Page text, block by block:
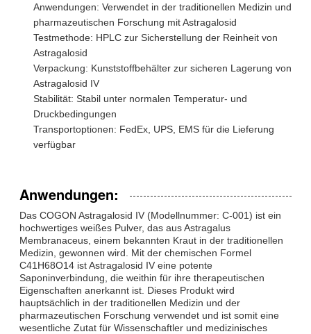
Anwendungen: Verwendet in der traditionellen Medizin und
pharmazeutischen Forschung mit Astragalosid
Testmethode: HPLC zur Sicherstellung der Reinheit von
Astragalosid
Verpackung: Kunststoffbehälter zur sicheren Lagerung von
Astragalosid IV
Stabilität: Stabil unter normalen Temperatur- und
Druckbedingungen
Transportoptionen: FedEx, UPS, EMS für die Lieferung
verfügbar
Anwendungen:
Das COGON Astragalosid IV (Modellnummer: C-001) ist ein
hochwertiges weißes Pulver, das aus Astragalus
Membranaceus, einem bekannten Kraut in der traditionellen
Medizin, gewonnen wird. Mit der chemischen Formel
C41H68O14 ist Astragalosid IV eine potente
Saponinverbindung, die weithin für ihre therapeutischen
Eigenschaften anerkannt ist. Dieses Produkt wird
hauptsächlich in der traditionellen Medizin und der
pharmazeutischen Forschung verwendet und ist somit eine
wesentliche Zutat für Wissenschaftler und medizinisches